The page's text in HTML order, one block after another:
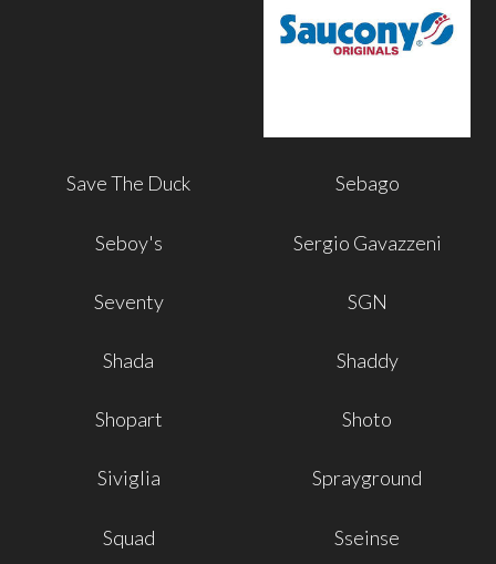
Save The Duck Sebago
Seboy's Sergio Gavazzeni
Seventy SGN
Shada Shaddy
Shopart Shoto
Siviglia Sprayground
Squad Sseinse